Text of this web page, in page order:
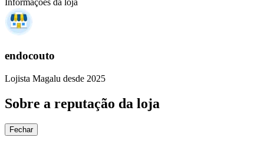
Informações da loja
endocouto
Lojista Magalu desde 2025
Sobre a reputação da loja
Fechar